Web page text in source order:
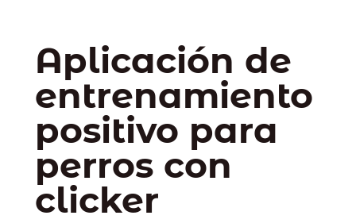
Aplicación de
entrenamiento
positivo para
perros con
clicker